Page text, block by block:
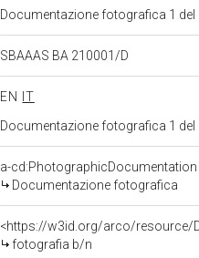
Documentazione fotografica 1
SBAAAS BA 210001/D
EN
IT
Documentazione fotografica 1
a-cd:PhotographicDocumentation
Documentazione fotografica
<https://w3id.org/arco/resource/
fotografia b/n